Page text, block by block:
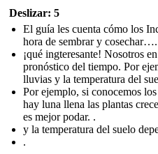
Deslizar: 5
El guía les cuenta cómo los
hora de sembrar y cosechar….
¡qué ingteresante! Nosotros
pronóstico del tiempo. Por
lluvias y la temperatura del
Por ejemplo, si conocemos
hay luna llena las plantas
es mejor podar. .
y la temperatura del suelo
.